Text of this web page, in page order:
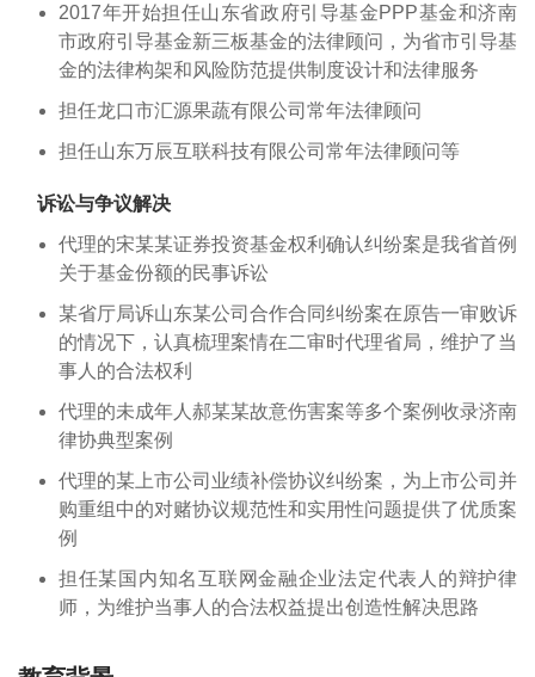
2017年开始担任山东省政府引导基金PPP基金和济南
市政府引导基金新三板基金的法律顾问，为省市引导基
金的法律构架和风险防范提供制度设计和法律服务
担任龙口市汇源果蔬有限公司常年法律顾问
担任山东万辰互联科技有限公司常年法律顾问等
诉讼与争议解决
代理的宋某某证券投资基金权利确认纠纷案是我省首例
关于基金份额的民事诉讼
某省厅局诉山东某公司合作合同纠纷案在原告一审败诉
的情况下，认真梳理案情在二审时代理省局，维护了当
事人的合法权利
代理的未成年人郝某某故意伤害案等多个案例收录济南
律协典型案例
代理的某上市公司业绩补偿协议纠纷案，为上市公司并
购重组中的对赌协议规范性和实用性问题提供了优质案
例
担任某国内知名互联网金融企业法定代表人的辩护律
师，为维护当事人的合法权益提出创造性解决思路